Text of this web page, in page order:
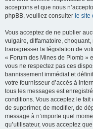
acceptons et que nous
phpBB, veuillez consulter le site
Vous acceptez de ne publier
vulgaire, diffamatoire,
transgresser la législation de
« Forum des Mines de Plomb »
vous ne respectez pas ces
bannissement immédiat et
votre fournisseur d’accès à
tous les messages est
conditions. Vous acceptez le
de supprimer, de modifier, de
message à n’importe quel
qu’utilisateur, vous acceptez